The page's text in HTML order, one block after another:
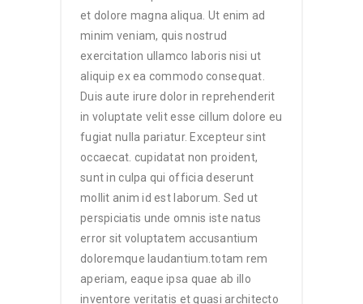
et dolore magna aliqua. Ut enim ad
minim veniam, quis nostrud
exercitation ullamco laboris nisi ut
aliquip ex ea commodo consequat.
Duis aute irure dolor in reprehenderit
in voluptate velit esse cillum dolore eu
fugiat nulla pariatur. Excepteur sint
occaecat. cupidatat non proident,
sunt in culpa qui officia deserunt
mollit anim id est laborum. Sed ut
perspiciatis unde omnis iste natus
error sit voluptatem accusantium
doloremque laudantium.totam rem
aperiam, eaque ipsa quae ab illo
inventore veritatis et quasi architecto